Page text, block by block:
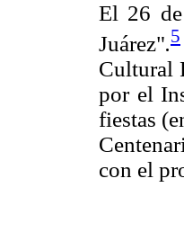
El 26
Juárez".5
Cultural
por el
fiestas
con el